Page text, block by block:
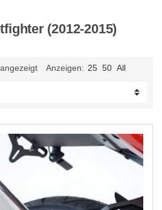
(2012-2015)
Anzeigen: 25 50 All